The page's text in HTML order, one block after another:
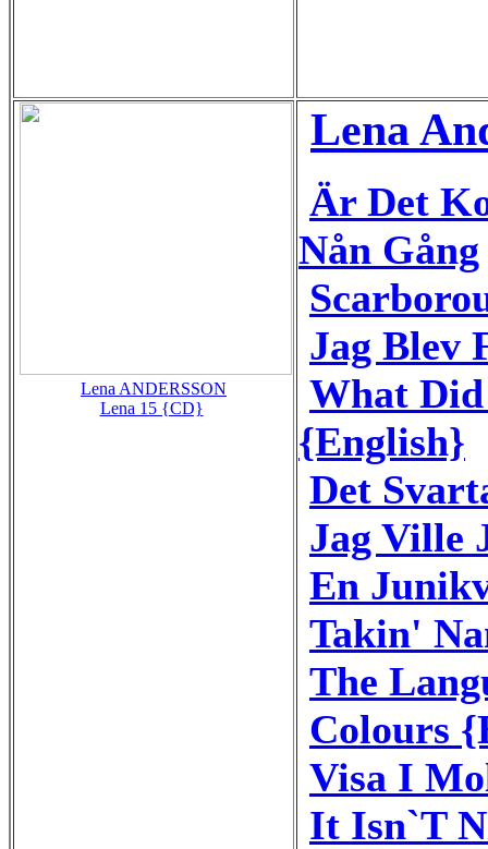
Lena ANDERSSON
Lena 15 {CD}
Lena
Är Det
Nån Gång
Jag Blev
What Did
{English}
Det
Jag Ville
En
Takin'
The
Colours
Visa I
It Isn`T